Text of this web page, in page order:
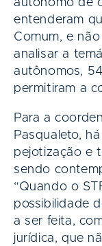
autônomo de
entenderam
Comum, e
analisar a
autônomos,
permitiram a
Para a
Pasqualeto,
pejotização e
sendo
“Quando o
possibilidade
a ser feita,
jurídica, que